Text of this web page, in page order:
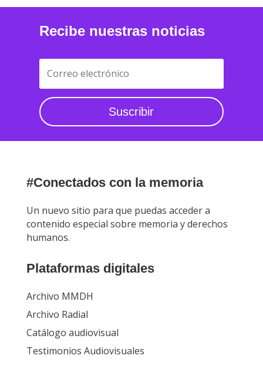
Recibe nuestras noticias
Suscribir
#Conectados con la memoria
Un nuevo sitio para que puedas acceder a
contenido especial sobre memoria y derechos
humanos.
Plataformas digitales
Archivo MMDH
Archivo Radial
Catálogo audiovisual
Testimonios Audiovisuales